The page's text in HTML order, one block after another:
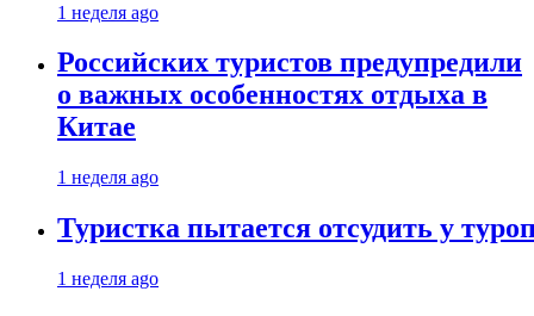
1 неделя ago
Российских туристов предупредили
о важных особенностях отдыха в
Китае
1 неделя ago
Туристка пытается отсудить у
1 неделя ago